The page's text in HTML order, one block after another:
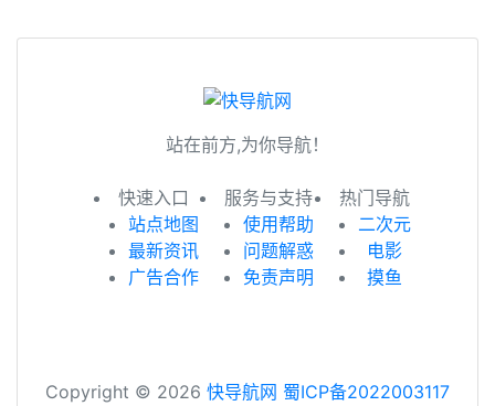
站在前方,为你导航！
快速入口
站点地图
最新资讯
广告合作
服务与支持
使用帮助
问题解惑
免责声明
热门导航
二次元
电影
摸鱼
Copyright © 2026 快导航网 蜀ICP备2022003117